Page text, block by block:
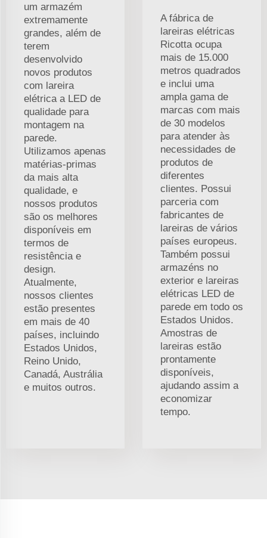
um armazém
extremamente
grandes, além de
terem
desenvolvido
novos produtos
com lareira
elétrica a LED de
qualidade para
montagem na
parede.
Utilizamos apenas
matérias-primas
da mais alta
qualidade, e
nossos produtos
são os melhores
disponíveis em
termos de
resistência e
design.
Atualmente,
nossos clientes
estão presentes
em mais de 40
países, incluindo
Estados Unidos,
Reino Unido,
Canadá, Austrália
e muitos outros.
A fábrica de
lareiras elétricas
Ricotta ocupa
mais de 15.000
metros quadrados
e inclui uma
ampla gama de
marcas com mais
de 30 modelos
para atender às
necessidades de
produtos de
diferentes
clientes. Possui
parceria com
fabricantes de
lareiras de vários
países europeus.
Também possui
armazéns no
exterior e lareiras
elétricas LED de
parede em todo os
Estados Unidos.
Amostras de
lareiras estão
prontamente
disponíveis,
ajudando assim a
economizar
tempo.